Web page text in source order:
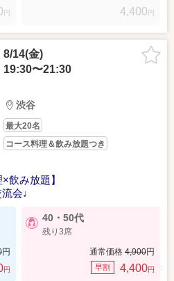
円 4,400 円
8/14(金)
19:30〜21:30
渋谷
最大20名
コース料理＆飲み放題つき
み放題】
会♩
円
円
40・50代
残り3席
通常価格 4,900円
早割 4,400円